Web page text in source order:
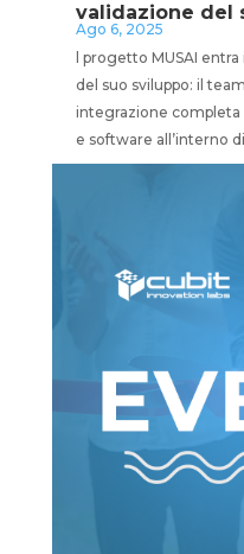
validazione del
Ago 6, 2025
l progetto MUSAI
del suo sviluppo: il
integrazione
e software all’interno